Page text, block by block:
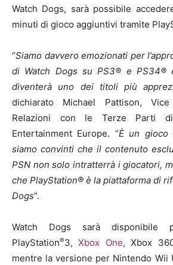
Watch Dogs, sarà possibile
minuti di gioco aggiuntivi tramite
“Siamo davvero emozionati per
di Watch Dogs su PS3® e PS34®
diventerà uno dei titoli più
dichiarato Michael Pattison,
Relazioni con le Terze Parti
Entertainment Europe. “È un gioco
siamo convinti che il contenuto
PSN non solo intratterrà i giocatori,
che PlayStation® è la piattaforma di
Dogs”.
Watch Dogs sarà disponibile
PlayStation®3,Xbox One, Xbox
mentre la versione per Nintendo Wii